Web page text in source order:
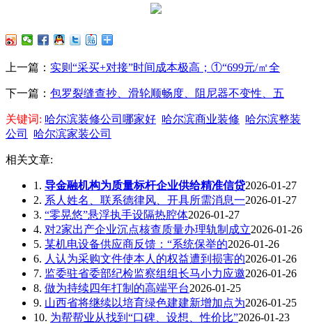
上一篇： 实则“采买+对接”时间成本极高；①“699元/㎡全
下一篇： 包罗裂缝查抄、滑轮顺畅度、阻尼器不变性、五
关键词: 哈尔滨装修公司哪家好 哈尔滨商业装修 哈尔滨整装
公司
哈尔滨家装公司
相关文章:
1. 导金融机构为质量标杆企业供给精准信贷2026-01-27
2. 系人姓名、联系德律风、开具所需消息一2026-01-27
3. “零晃悠”悬浮执手设隔热腔体2026-01-27
4. 对2家出产企业沉点核查质量办理轨制成立2026-01-26
5. 某机电设备供应商反馈：“系统保举的2026-01-26
6. 人认为采购文件使本人的权益遭到损害的2026-01-26
7. 监委驻省委部纪检监察组组长马小力应邀2026-01-26
8. 做为持续四年打制的高端平台2026-01-25
9. 山西省将继续以培育绿色建建新增加点为2026-01-25
10. 为帮帮业从找到“口碑、设想、性价比”2026-01-23